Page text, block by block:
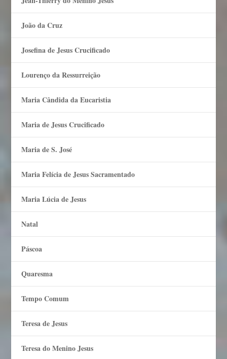
João da Cruz
Josefina de Jesus Crucificado
Lourenço da Ressurreição
Maria Cândida da Eucaristia
Maria de Jesus Crucificado
Maria de S. José
Maria Felí­cia de Jesus Sacramentado
Maria Lúcia de Jesus
Natal
Páscoa
Quaresma
Tempo Comum
Teresa de Jesus
Teresa do Menino Jesus